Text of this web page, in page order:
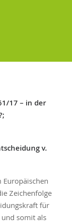
17 – in der
v.
Europäischen
Zeichenfolge
für
somit als